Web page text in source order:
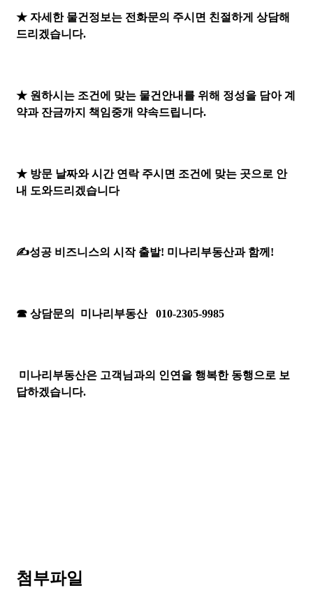
★ 자세한 물건정보는 전화문의 주시면 친절하게 상담해
드리겠습니다.
★ 원하시는 조건에 맞는 물건안내를 위해 정성을 담아 계
약과 잔금까지 책임중개 약속드립니다.
★ 방문 날짜와 시간 연락 주시면 조건에 맞는 곳으로 안
내 도와드리겠습니다
✍성공 비즈니스의 시작 출발! 미나리부동산과 함께!
☎ 상담문의 미나리부동산 010-2305-9985
미나리부동산은 고객님과의 인연을 행복한 동행으로 보
답하겠습니다.
첨부파일